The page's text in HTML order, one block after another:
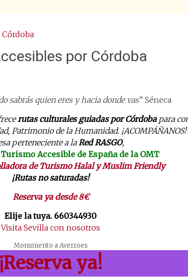
por Córdoba
sabrás quien eres y hacia donde vas” Séneca
rutas culturales guiadas por Córdobapara
Patrimonio de la Humanidad. ¡ACOMPÁÑANOS!
perteneciente a laRed RASGO,
Turismo Accesible de España de la OMT
deTurismo Halal y Muslim Friendly
¡Rutas no saturadas!
Reserva ya desde 8€
Elije la tuya. 660344930
Visita Sevilla con nosotros
Monumento a Averroes
¡Reserva ya!